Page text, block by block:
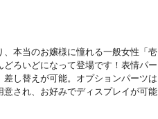
れや前倒しとなる場合もございま
付できません。
す。その際にお支払いいただく代金
素材に応じた光沢、長い年月を物語
ます。
～
同ページ内に記載しておりますURL
します、内金確認のメールをもって
れや前倒しとなる場合もございま
付できません。
本当のお嬢様に憧れる一般女性「壱
ろいどになって登場です！表情パー
し替えが可能。オプションパーツは
意され、お好みでディスプレイが可能